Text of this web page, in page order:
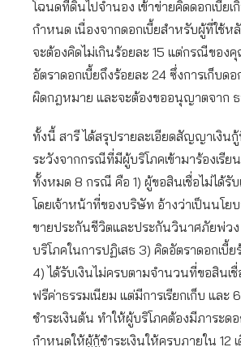
โฉนดที่ดินไปจำนอง เข้าข่ายคิดดอกเบี้ย
กำหนด เนื่องจากดอกเบี้ยสำหรับผู้ที่ใช้
จะต้องคิดไม่เกินร้อยละ 15 แต่กรณีของ
อัตราดอกเบี้ยถึงร้อยละ 24 ซึ่งการเก็บดอ
ผิดกฎหมาย และจะต้องขออนุญาตจาก
ทั้งนี้ สารี ได้สรุปรายละเอียดสัญญาเงิน
ระวังจากกรณีที่มีผู้บริโภคเข้ามาร้องเรีย
ทั้งหมด 8 กรณี คือ 1) ผู้ขอสินเชื่อไม่ได้รั
โดยเจ้าหน้าที่ของบริษัท อ้างว่าเป็นนโย
ขายประกันชีวิตและประกันวินาศภัยพ่วง
บริโภคในการปฏิเสธ 3) คิดอัตราดอกเบี้ย
4) ได้รับเงินไม่ครบตามจำนวนที่ขอสินเ
ฟรีค่าธรรมเนียม แต่มีการเรียกเก็บ และ
ชำระเงินต้น ทำให้ผู้บริโภคต้องมีภาระด
กำหนดให้ผู้กู้ชำระเงินให้ครบภายใน 12